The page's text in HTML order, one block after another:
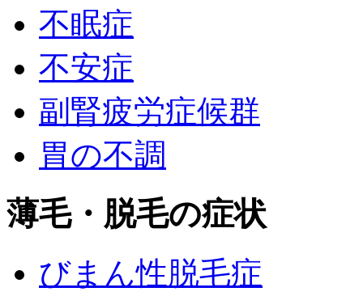
不眠症
不安症
副腎疲労症候群
胃の不調
薄毛・脱毛の症状
びまん性脱毛症